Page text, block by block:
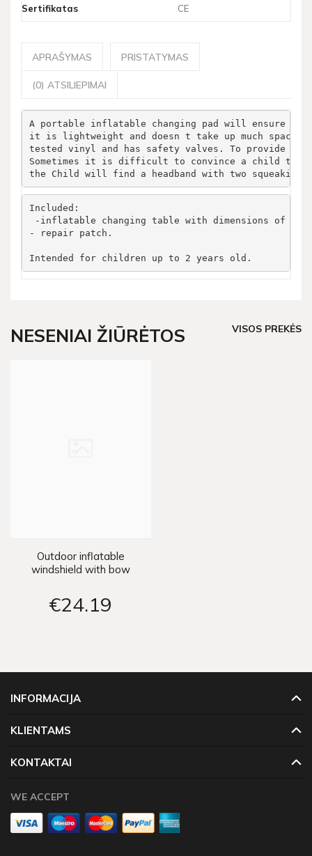
Sertifikatas CE
APRAŠYMAS PRISTATYMAS
(0) ATSILIEPIMAI
A portable inflatable changing pad will ensure
it is lightweight and doesn t take up much space
tested vinyl and has safety valves. To provide
Sometimes it is difficult to convince a child to
the Child will find a headband with two
Included:
-inflatable changing table with dimensions of
- repair patch.
Intended for children up to 2 years old.
NESENIAI ŽIŪRĖTOS VISOS PREKĖS
Outdoor inflatable
windshield with bow
€24 19
INFORMACIJA
KLIENTAMS
KONTAKTAI
WE ACCEPT